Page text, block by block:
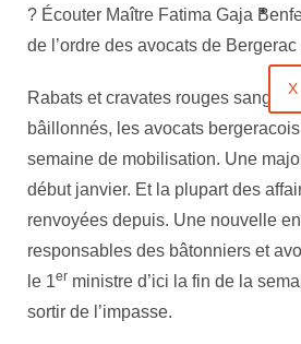
X
? Écouter Maître Fatima Gaja
de l’ordre des avocats de Bergerac
Rabats et cravates rouges sang,
bâillonnés, les avocats
semaine de mobilisation. Une
début janvier. Et la plupart des
renvoyées depuis. Une nouvelle
responsables des bâtonniers et
le 1er ministre d’ici la fin de la
sortir de l’impasse.